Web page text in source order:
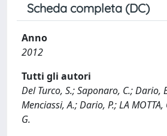
Scheda completa (DC)
Anno
2012
Tutti gli autori
Del Turco, S.; Saponaro, C.; Dario,
Menciassi, A.; Dario, P.; LA
G.